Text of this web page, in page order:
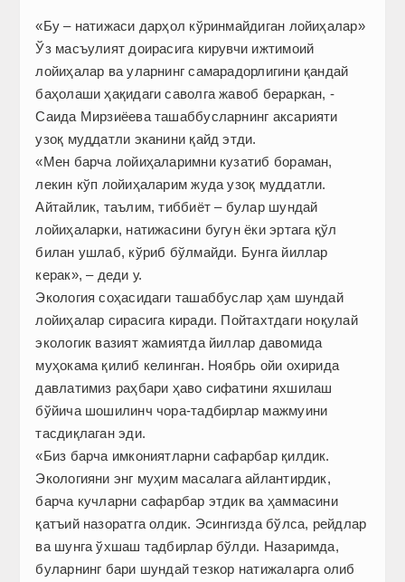
«Бу – натижаси дарҳол кўринмайдиган лойиҳалар»
Ўз масъулият доирасига кирувчи ижтимоий
лойиҳалар ва уларнинг самарадорлигини қандай
баҳолаши ҳақидаги саволга жавоб бераркан, ­
Саида Мирзиёева ташаббусларнинг аксарияти
узоқ муддатли эканини қайд этди.
«Мен барча лойиҳаларимни кузатиб бораман,
лекин кўп лойиҳаларим жуда узоқ муддатли.
Айтайлик, таълим, тиббиёт – булар шундай
лойиҳаларки, натижасини бугун ёки эртага қўл
билан ушлаб, кўриб бўлмайди. Бунга йиллар
керак», – деди у.
Экология соҳасидаги ташаббуслар ҳам шундай
лойиҳалар сирасига киради. Пойтахтдаги ноқулай
экологик вазият жамиятда йиллар давомида
муҳокама қилиб келинган. Ноябрь ойи охирида
давлатимиз раҳбари ҳаво сифатини яхшилаш
бўйича шошилинч чора-тадбирлар мажмуини
тасдиқлаган эди.
«Биз барча имкониятларни сафарбар қилдик.
Экологияни энг муҳим масалага айлантирдик,
барча кучларни сафарбар этдик ва ҳаммасини
қатъий назоратга олдик. Эсингизда бўлса, рейдлар
ва шунга ўхшаш тадбирлар бўлди. Назаримда,
буларнинг бари шундай тезкор натижаларга олиб